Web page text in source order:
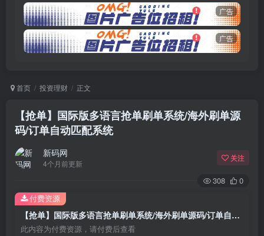
广告
广告
首页 投资理财 正文
【抢单】国际版多语言抢单刷单系统/海外刷单源
码/订单自动匹配系统
新码网
4个月前更新
关注
308 0
【抢单】国际版多语言抢单刷单系统/海外刷单源码/订单自动匹配系统
此内容为付费资源，请付费后查看
付费资源